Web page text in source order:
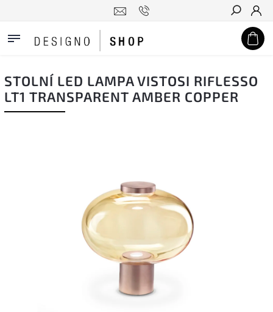
Hledat
STOLNÍ LED LAMPA VISTOSI RIFLESSO
LT1 TRANSPARENT AMBER COPPER